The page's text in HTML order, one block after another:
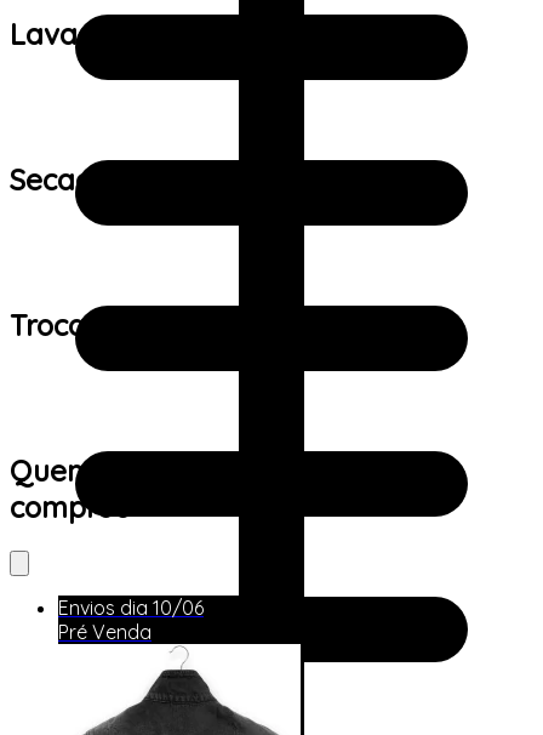
Lavagem:
Secagem:
Trocas e devoluções:
Quem viu este produto também
comprou